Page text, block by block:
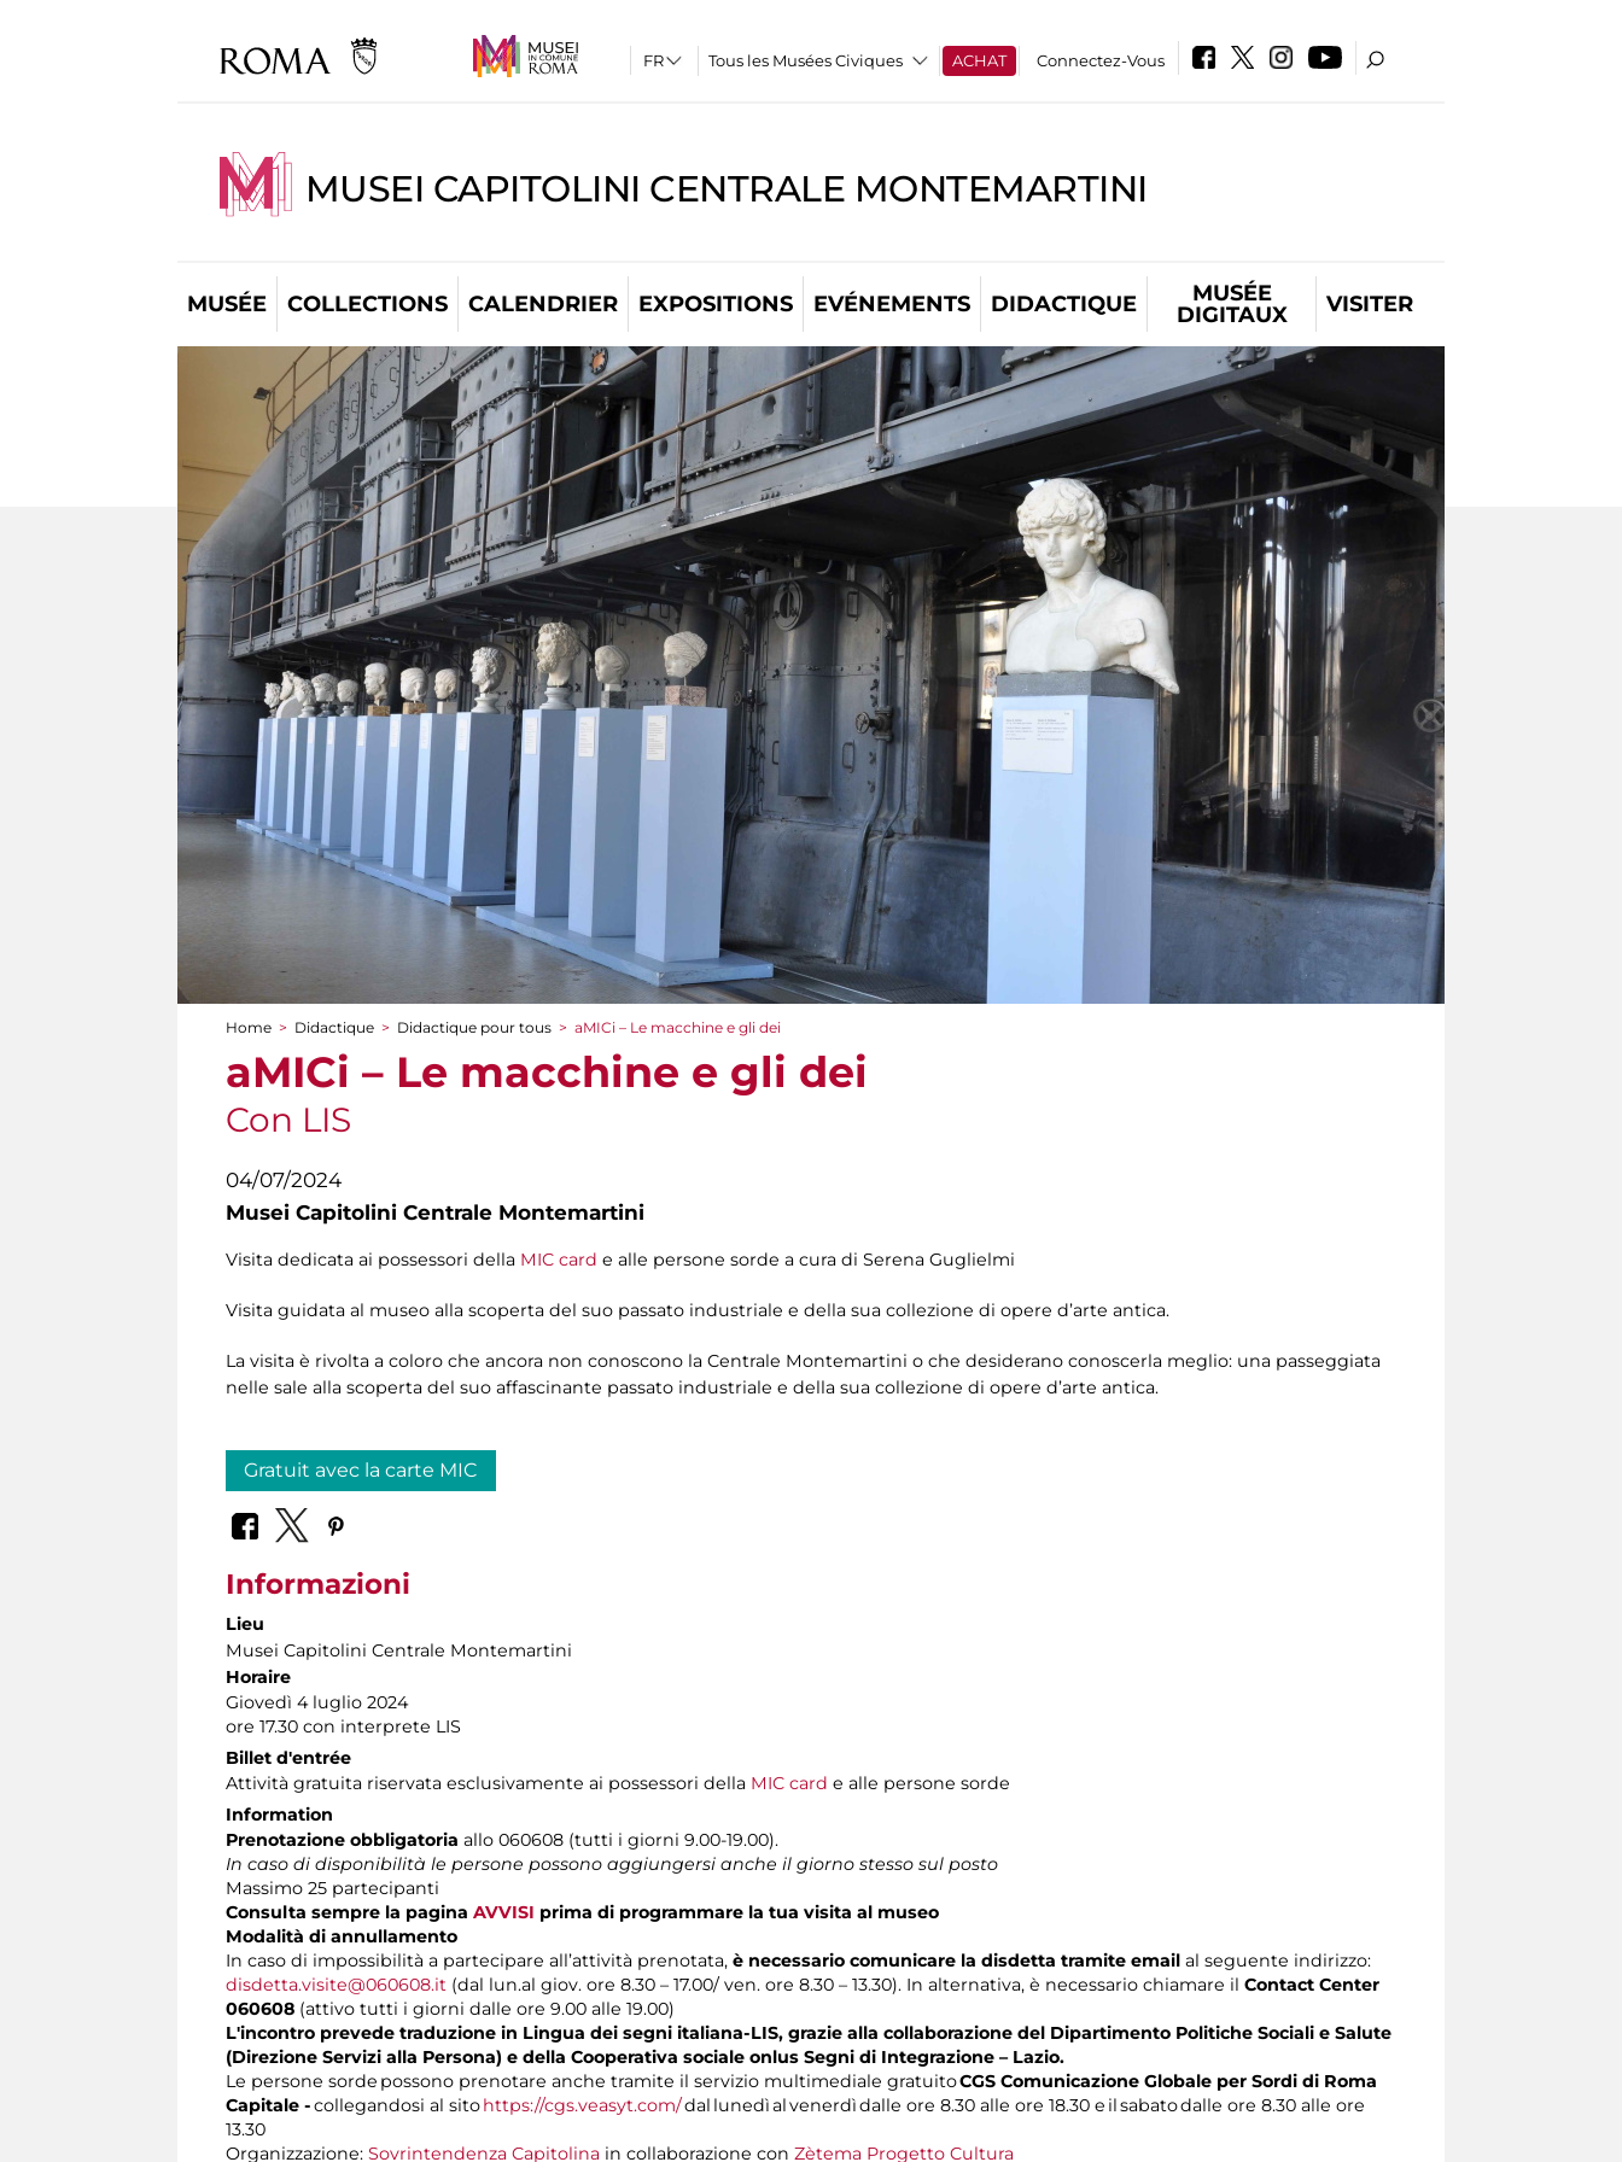
Tous les Musées Civiques ACHAT Connectez-Vous
MUSEI CAPITOLINI CENTRALE MONTEMARTINI
MUSÉE COLLECTIONS CALENDRIER EXPOSITIONS EVÉNEMENTS DIDACTIQUE
MUSÉE
DIGITAUX
VISITER
You are here
Home > Didactique > Didactique pour tous > aMICi – Le macchine e gli dei
aMICi – Le macchine e gli dei
Con LIS
04/07/2024
Musei Capitolini Centrale Montemartini
Visita dedicata ai possessori della MIC card e alle persone sorde a cura di Serena Guglielmi
Visita guidata al museo alla scoperta del suo passato industriale e della sua collezione di opere d’arte antica.
La visita è rivolta a coloro che ancora non conoscono la Centrale Montemartini o che desiderano conoscerla meglio: una passeggiata
nelle sale alla scoperta del suo affascinante passato industriale e della sua collezione di opere d’arte antica.
Gratuit avec la carte MIC
Informazioni
Lieu
Musei Capitolini Centrale Montemartini
Horaire
Giovedì 4 luglio 2024
ore 17.30 con interprete LIS
Billet d'entrée
Attività gratuita riservata esclusivamente ai possessori della MIC card e alle persone sorde
Information
Prenotazione obbligatoria allo 060608 (tutti i giorni 9.00-19.00).
In caso di disponibilità le persone possono aggiungersi anche il giorno stesso sul posto
Massimo 25 partecipanti
Consulta sempre la pagina AVVISI prima di programmare la tua visita al museo
Modalità di annullamento
In caso di impossibilità a partecipare all’attività prenotata, è necessario comunicare la disdetta tramite email al seguente indirizzo:
disdetta.visite@060608.it (dal lun.al giov. ore 8.30 – 17.00/ ven. ore 8.30 – 13.30). In alternativa, è necessario chiamare il Contact Center
060608 (attivo tutti i giorni dalle ore 9.00 alle 19.00)
L'incontro prevede traduzione in Lingua dei segni italiana-LIS, grazie alla collaborazione del Dipartimento Politiche Sociali e Salute
(Direzione Servizi alla Persona) e della Cooperativa sociale onlus Segni di Integrazione – Lazio.
Le persone sorde possono prenotare anche tramite il servizio multimediale gratuitoCGS Comunicazione Globale per Sordi di Roma
Capitale -collegandosi al sitohttps://cgs.veasyt.com/dal lunedì al venerdì dalle ore 8.30 alle ore 18.30 e il sabato dalle ore 8.30 alle ore
13.30
Organizzazione: Sovrintendenza Capitolina in collaborazione con Zètema Progetto Cultura